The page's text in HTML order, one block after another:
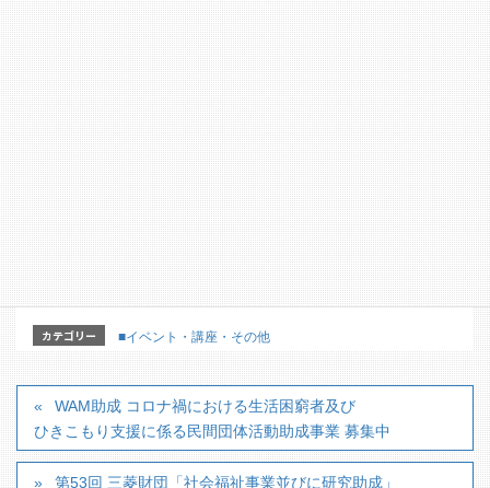
【詳細パンフレット】
カテゴリー ■イベント・講座・その他
WAM助成 コロナ禍における生活困窮者及び
ひきこもり支援に係る民間団体活動助成事業 募集中
第53回 三菱財団「社会福祉事業並びに研究助成」